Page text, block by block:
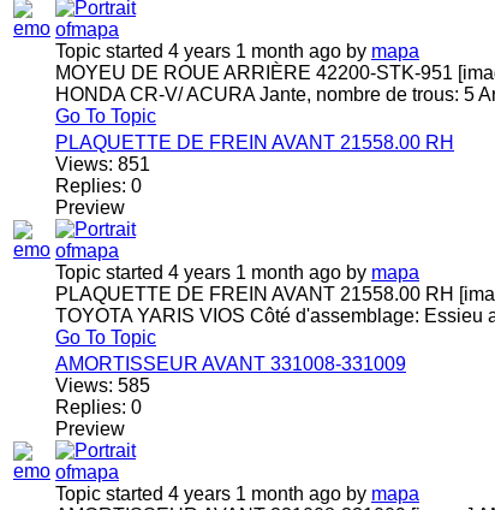
Topic started 4 years 1 month ago by mapa
MOYEU DE ROUE ARRIÈRE 42200-STK-951
HONDA CR-V/ ACURA Jante, nombre de trous: 5
Go To Topic
PLAQUETTE DE FREIN AVANT 21558.00 RH
Views: 851
Replies: 0
Preview
Topic started 4 years 1 month ago by mapa
PLAQUETTE DE FREIN AVANT 21558.00 RH
TOYOTA YARIS VIOS Côté d'assemblage: Essieu
Go To Topic
AMORTISSEUR AVANT 331008-331009
Views: 585
Replies: 0
Preview
Topic started 4 years 1 month ago by mapa